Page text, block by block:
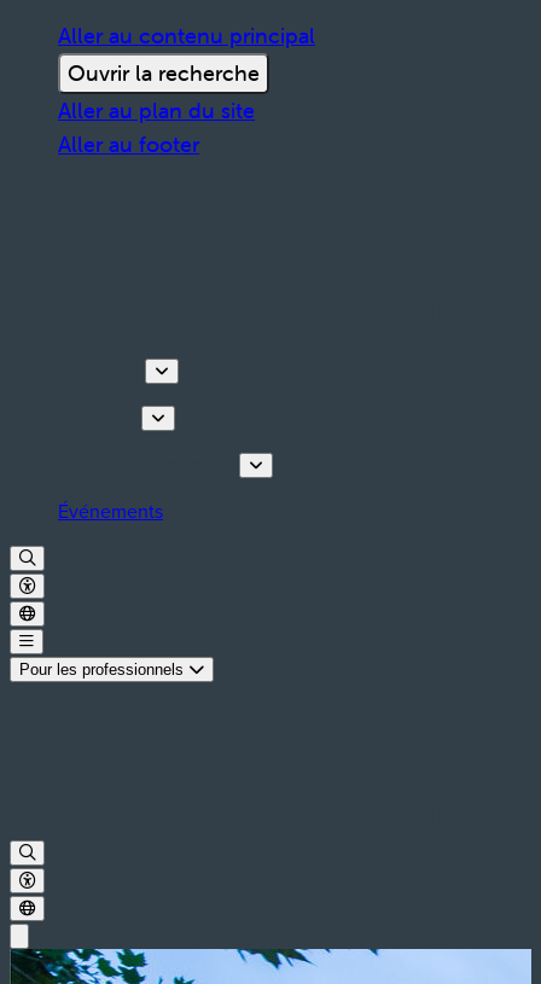
Aller au contenu principal
Ouvrir la recherche
Aller au plan du site
Aller au footer
Événements
Pour les professionnels